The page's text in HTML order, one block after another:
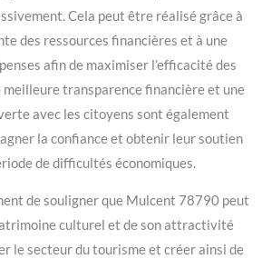
Cela peut être réalisé grâce à
des ressources financières et à une
afin de maximiser l’efficacité des
transparence financière et une
avec les citoyens sont également
la confiance et obtenir leur soutien
de difficultés économiques.
de souligner que Mulcent 78790 peut
culturel et de son attractivité
le secteur du tourisme et créer ainsi de